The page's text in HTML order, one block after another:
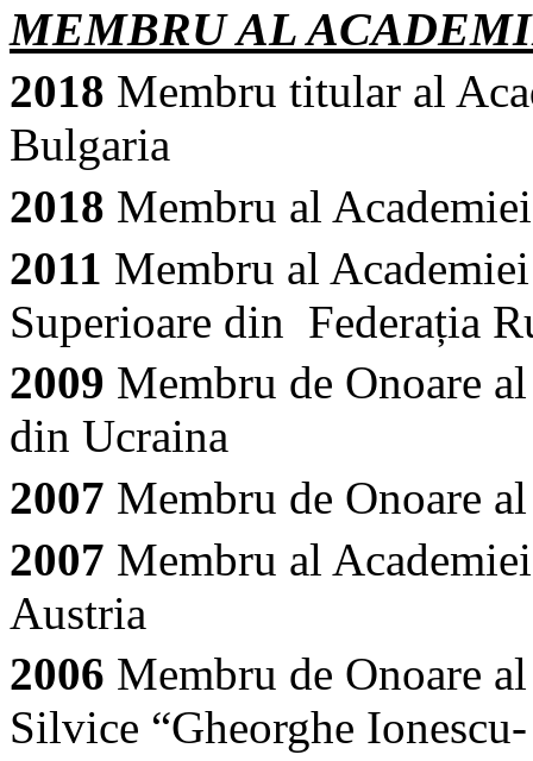
MEMBRU AL
2018 Membru titular al
Bulgaria
2018 Membru al
2011 Membru al
Superioare din Federația
2009 Membru de Onoare
din Ucraina
2007 Membru de Onoare
2007 Membru al
Austria
2006 Membru de Onoare
Silvice “Gheorghe